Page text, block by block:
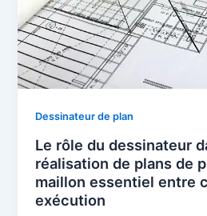
Dessinateur de plan
Le rôle du dessinateur
réalisation de plans de
maillon essentiel entre
exécution